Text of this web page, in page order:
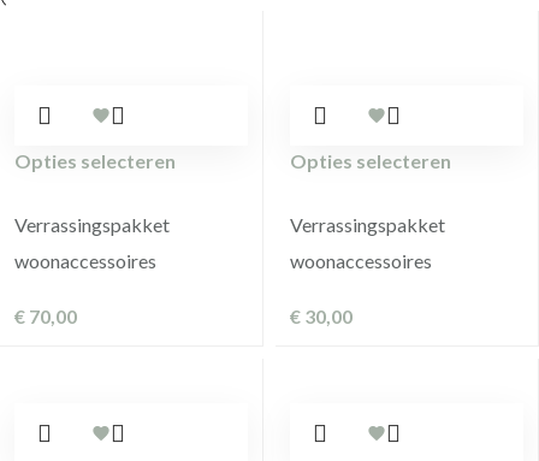
Opties selecteren
Verrassingspakket
woonaccessoires
€ 70,00
Opties selecteren
Verrassingspakket
woonaccessoires
€ 30,00